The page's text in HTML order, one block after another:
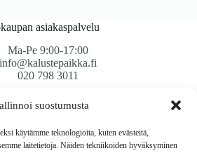
suostumusta
käytämme teknologioita, kuten evästeitä,
laitetietoja. Näiden tekniikoiden hyväksyminen
asiakaspalvelu
Ma-Pe 9:00-17:00
info@kalustepaikka.fi
020 798 3011
/ Maksutavat
Toimitustavat
Maksutavat